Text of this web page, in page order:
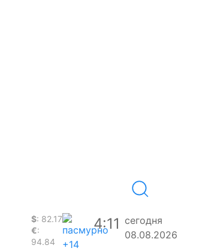
$: 82.17
€:
94.84
+14
4:11 сегодня
08.08.2026